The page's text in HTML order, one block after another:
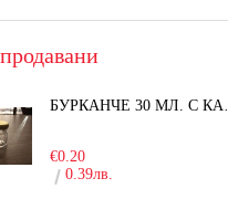
€0.20
0.39лв.